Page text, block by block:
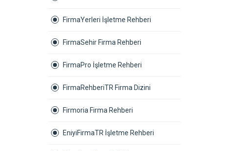
FirmaYerleri İşletme Rehberi
FirmaSehir Firma Rehberi
FirmaPro İşletme Rehberi
FirmaRehberiTR Firma Dizini
Firmoria Firma Rehberi
EniyiFirmaTR İşletme Rehberi